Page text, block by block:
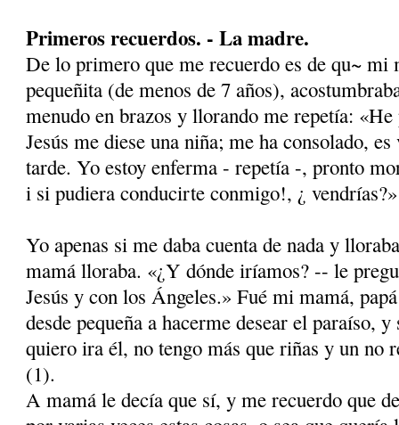
Primeros recuerdos. - La madre.
De lo primero que me recuerdo es de qu~ mi
pequeñita (de menos de 7 años),
menudo en brazos y llorando me repetía:
Jesús me diese una niña; me ha consolado,
tarde. Yo estoy enferma - repetía -, pronto
i si pudiera conducirte conmigo!, ¿ ven­drías?»
Yo apenas si me daba cuenta de nada y
mamá lloraba. «¿Y dónde iríamos? -- le
Jesús y con los Ángeles.» Fué mi mamá,
desde pequeña a hacerme desear el paraíso,
quiero ira él, no tengo más que riñas y un no
(1).
A mamá le decía que sí, y me recuerdo que